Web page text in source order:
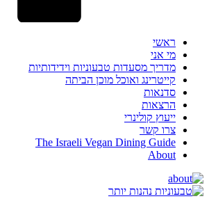
ראשי
מי אני
מדריך מסעדות טבעוניות וידידותיות
קייטרינג ואוכל מוכן הביתה
סדנאות
הרצאות
ייעוץ קולינרי
צרו קשר
The Israeli Vegan Dining Guide
About